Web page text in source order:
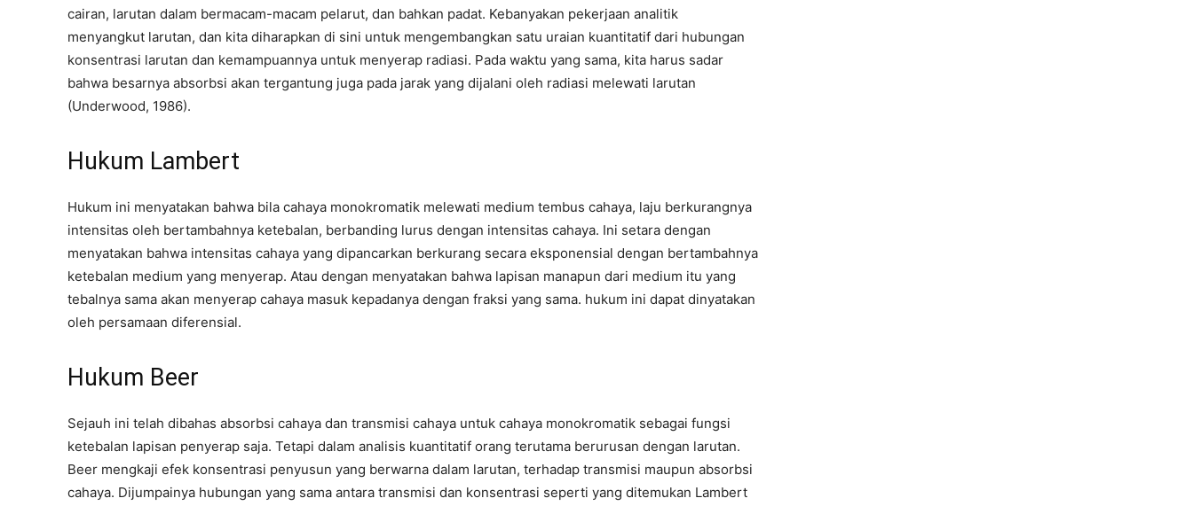
cairan, larutan dalam bermacam-macam pelarut, dan bahkan padat. Kebanyakan pekerjaan analitik
menyangkut larutan, dan kita diharapkan di sini untuk mengembangkan satu uraian kuantitatif dari hubungan
konsentrasi larutan dan kemampuannya untuk menyerap radiasi. Pada waktu yang sama, kita harus sadar
bahwa besarnya absorbsi akan tergantung juga pada jarak yang dijalani oleh radiasi melewati larutan
(Underwood, 1986).
Hukum Lambert
Hukum ini menyatakan bahwa bila cahaya monokromatik melewati medium tembus cahaya, laju berkurangnya
intensitas oleh bertambahnya ketebalan, berbanding lurus dengan intensitas cahaya. Ini setara dengan
menyatakan bahwa intensitas cahaya yang dipancarkan berkurang secara eksponensial dengan bertambahnya
ketebalan medium yang menyerap. Atau dengan menyatakan bahwa lapisan manapun dari medium itu yang
tebalnya sama akan menyerap cahaya masuk kepadanya dengan fraksi yang sama. hukum ini dapat dinyatakan
oleh persamaan diferensial.
Hukum Beer
Sejauh ini telah dibahas absorbsi cahaya dan transmisi cahaya untuk cahaya monokromatik sebagai fungsi
ketebalan lapisan penyerap saja. Tetapi dalam analisis kuantitatif orang terutama berurusan dengan larutan.
Beer mengkaji efek konsentrasi penyusun yang berwarna dalam larutan, terhadap transmisi maupun absorbsi
cahaya. Dijumpainya hubungan yang sama antara transmisi dan konsentrasi seperti yang ditemukan Lambert